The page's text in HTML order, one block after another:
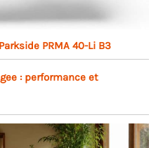
PRMA 40-Li B3
: performance et